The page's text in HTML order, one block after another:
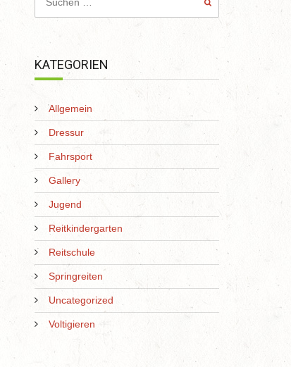
KATEGORIEN
Allgemein
Dressur
Fahrsport
Gallery
Jugend
Reitkindergarten
Reitschule
Springreiten
Uncategorized
Voltigieren